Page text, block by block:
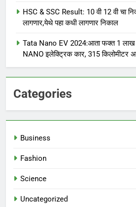
HSC & SSC Result: 10 वी 12 वी चा
लागणार,येथे पहा कधी लागणार निकाल
Tata Nano EV 2024:आता फक्त 1 लाख
NANO इलेक्ट्रिक कार, 315 किलोमीटर
Categories
Business
Fashion
Science
Uncategorized